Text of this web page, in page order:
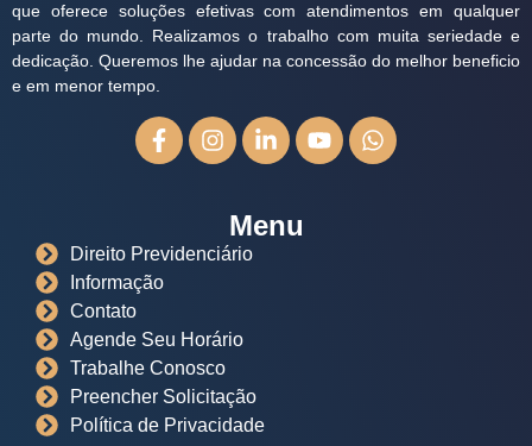
que oferece soluções efetivas com atendimentos em qualquer
parte do mundo. Realizamos o trabalho com muita seriedade e
dedicação. Queremos lhe ajudar na concessão do melhor beneficio
e em menor tempo.
Menu
Direito Previdenciário
Informação
Contato
Agende Seu Horário
Trabalhe Conosco
Preencher Solicitação
Política de Privacidade